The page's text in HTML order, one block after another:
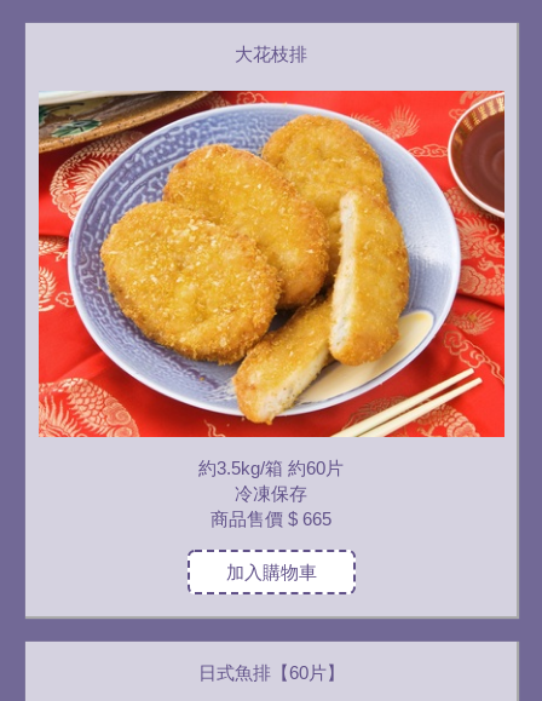
大花枝排
約3.5kg/箱 約60片
冷凍保存
商品售價 $ 665
加入購物車
日式魚排【60片】